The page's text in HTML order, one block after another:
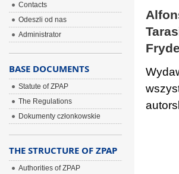
Contacts
Odeszli od nas
Administrator
BASE DOCUMENTS
Statute of ZPAP
The Regulations
Dokumenty członkowskie
THE STRUCTURE OF ZPAP
Authorities of ZPAP